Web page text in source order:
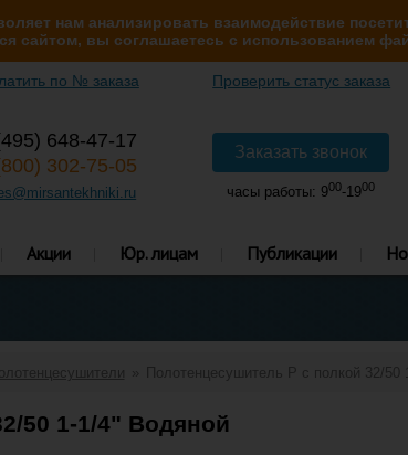
нам анализировать взаимодействие
сайтом, вы соглашаетесь с использованием
по № заказа Проверить статус заказа
648-47-17
302-75-05
Заказать звонок
часы работы: 900-1900
Акции Юр. лицам Публикации
50 1-1/4" Водяной